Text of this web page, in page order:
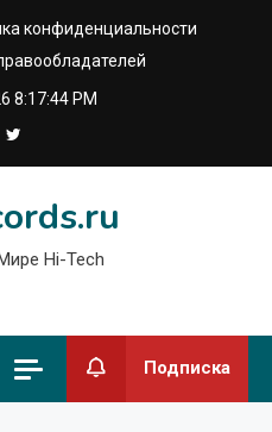
конфиденциальности
8:17:45 PM
Hi-Tech
Подписка